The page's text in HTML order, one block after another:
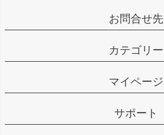
お問合せ先
カテゴリー
マイページ
サポート